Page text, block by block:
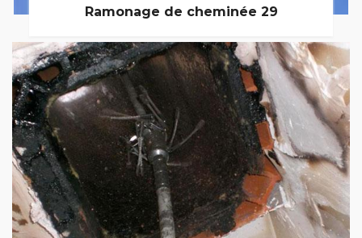
Ramonage de cheminée 29